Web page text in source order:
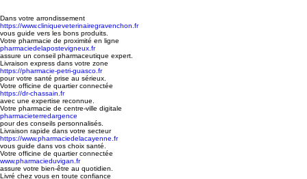
Dans votre arrondissement
https://www.cliniqueveterinairegravenchon.fr
vous guide vers les bons produits.
Votre pharmacie de proximité en ligne
pharmaciedelapostevigneux.fr
assure un conseil pharmaceutique expert.
Livraison express dans votre zone
https://pharmacie-petri-guasco.fr
pour votre santé prise au sérieux.
Votre officine de quartier connectée
https://dr-chassain.fr
avec une expertise reconnue.
Votre pharmacie de centre-ville digitale
pharmacieterredargence
pour des conseils personnalisés.
Livraison rapide dans votre secteur
https://www.pharmaciedelacayenne.fr
vous guide dans vos choix santé.
Votre officine de quartier connectée
www.pharmacieduvigan.fr
assure votre bien-être au quotidien.
Livré chez vous en toute confiance